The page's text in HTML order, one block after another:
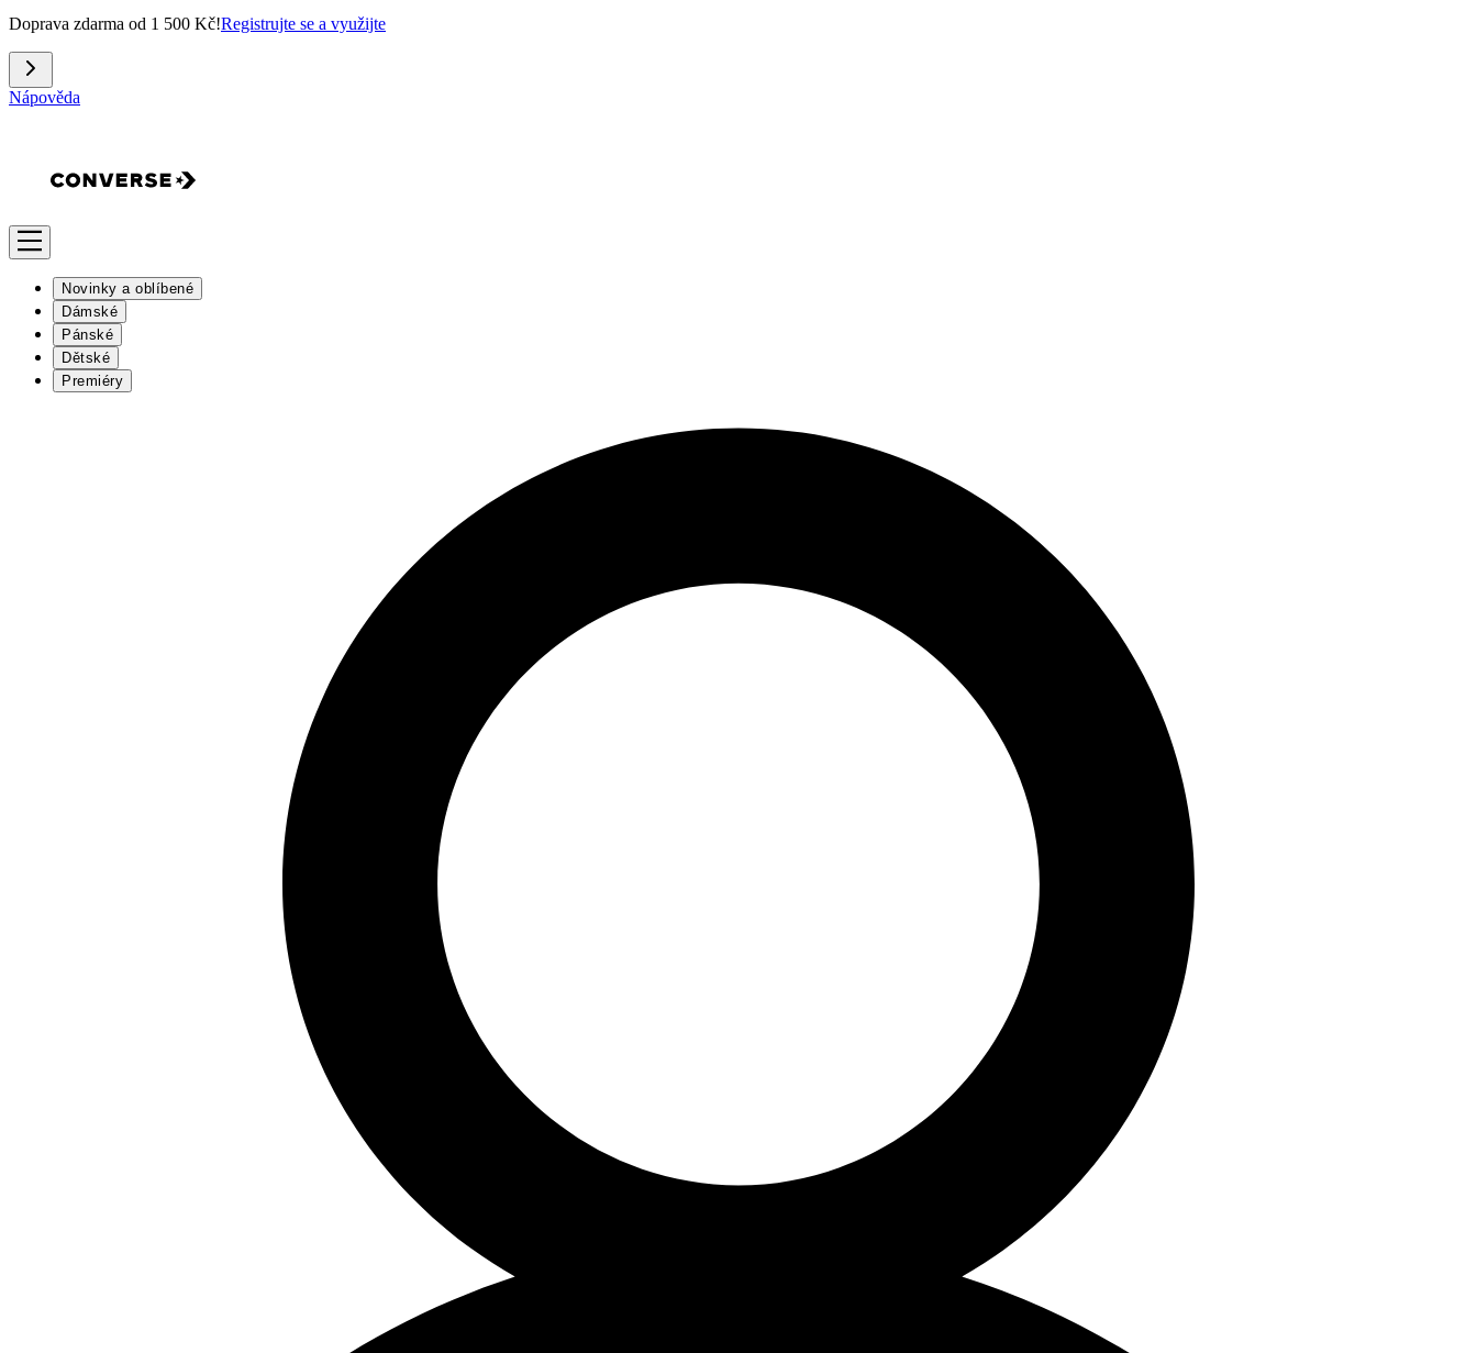
Doprava zdarma od 1 500 Kč!Registrujte se a využijte
Nápověda
Novinky a oblíbené
Dámské
Pánské
Dětské
Premiéry